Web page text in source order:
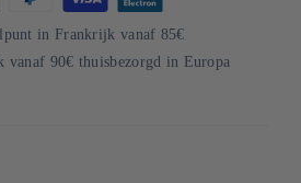
in Frankrijk vanaf 85€
90€ thuisbezorgd in Europa